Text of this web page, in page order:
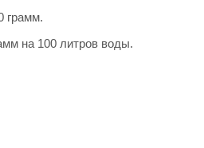
грамм.
на 100 литров воды.